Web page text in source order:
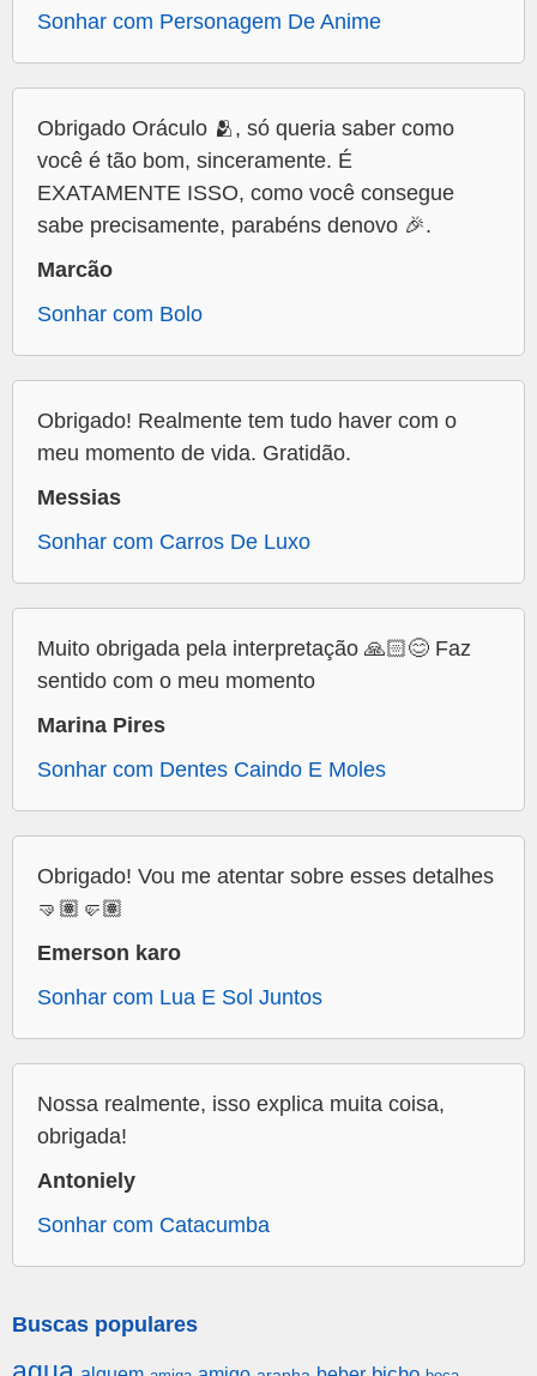
Sonhar com Personagem De Anime
Obrigado Oráculo 🫂, só queria saber como
você é tão bom, sinceramente. É
EXATAMENTE ISSO, como você consegue
sabe precisamente, parabéns denovo 🎉.
Marcão
Sonhar com Bolo
Obrigado! Realmente tem tudo haver com o
meu momento de vida. Gratidão.
Messias
Sonhar com Carros De Luxo
Muito obrigada pela interpretação 🙏🏻😊 Faz
sentido com o meu momento
Marina Pires
Sonhar com Dentes Caindo E Moles
Obrigado! Vou me atentar sobre esses detalhes
🤜🏽🤛🏽
Emerson karo
Sonhar com Lua E Sol Juntos
Nossa realmente, isso explica muita coisa,
obrigada!
Antoniely
Sonhar com Catacumba
Buscas populares